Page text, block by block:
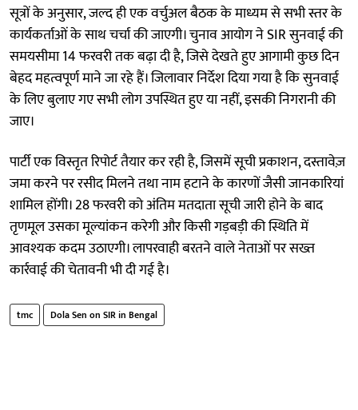
सूत्रों के अनुसार, जल्द ही एक वर्चुअल बैठक के माध्यम से सभी स्तर के
कार्यकर्ताओं के साथ चर्चा की जाएगी। चुनाव आयोग ने SIR सुनवाई की
समयसीमा 14 फरवरी तक बढ़ा दी है, जिसे देखते हुए आगामी कुछ दिन
बेहद महत्वपूर्ण माने जा रहे हैं। जिलावार निर्देश दिया गया है कि सुनवाई
के लिए बुलाए गए सभी लोग उपस्थित हुए या नहीं, इसकी निगरानी की
जाए।
पार्टी एक विस्तृत रिपोर्ट तैयार कर रही है, जिसमें सूची प्रकाशन, दस्तावेज़
जमा करने पर रसीद मिलने तथा नाम हटाने के कारणों जैसी जानकारियां
शामिल होंगी। 28 फरवरी को अंतिम मतदाता सूची जारी होने के बाद
तृणमूल उसका मूल्यांकन करेगी और किसी गड़बड़ी की स्थिति में
आवश्यक कदम उठाएगी। लापरवाही बरतने वाले नेताओं पर सख्त
कार्रवाई की चेतावनी भी दी गई है।
tmc Dola Sen on SIR in Bengal